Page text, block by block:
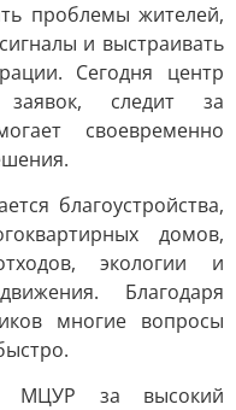
проблемы жителей,
и выстраивать
Сегодня центр
заявок, следит за
своевременно
благоустройства,
домов,
экологии и
Благодаря
многие вопросы
МЦУР за высокий